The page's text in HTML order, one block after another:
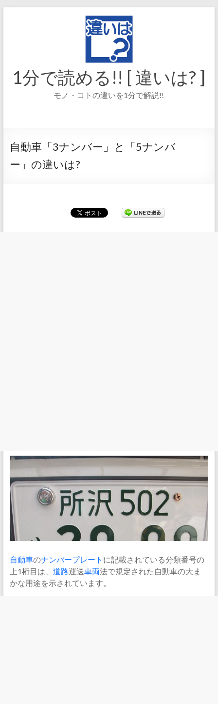
1分で読める!! [ 違いは? ]
モノ・コトの違いを1分で解説!!
自動車「3ナンバー」と「5ナンバ
ー」の違いは?
自動車のナンバープレート に記載されている分類番号の
上1桁目は、 道路運送車両法で規定された自動車の大ま
かな用途を示されています。